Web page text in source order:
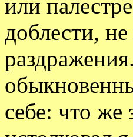
или
доблести,
себе: что же